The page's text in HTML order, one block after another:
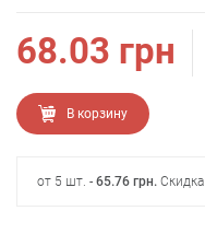
68.03 грн
В корзину
от 5 шт. - 65.76 грн. Скидка